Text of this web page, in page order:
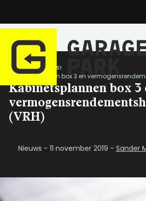
Home Nieuws
Kabinetsplannen box 3 en
Kabinetsplannen box 3
(VRH)
Nieuws - 11 november 2019 - Sander